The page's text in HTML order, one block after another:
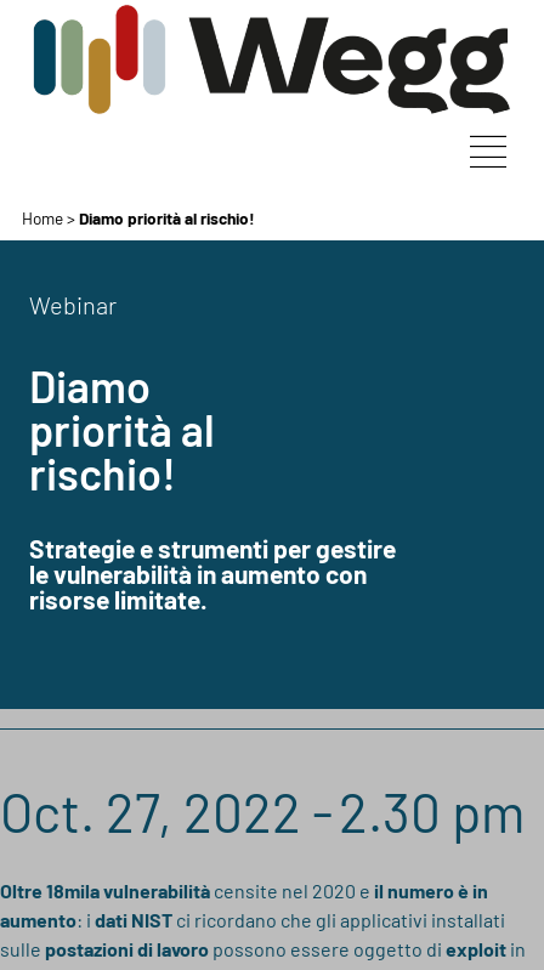
Home>Diamo priorità al rischio!
Webinar
Diamo
priorità al
rischio!
Strategie e strumenti per gestire
le vulnerabilità in aumento con
risorse limitate.
Oct. 27, 2022 -2.30 pm
Oltre 18mila vulnerabilità censite nel 2020 e il numero è in
aumento: i dati NIST ci ricordano che gli applicativi installati
sulle postazioni di lavoro possono essere oggetto di exploit in